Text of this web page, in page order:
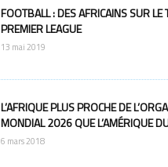
FOOTBALL : DES AFRICAINS SUR LE
PREMIER LEAGUE
13 mai 2019
L’AFRIQUE PLUS PROCHE DE
MONDIAL 2026 QUE L’AMÉRIQUE
6 mars 2018